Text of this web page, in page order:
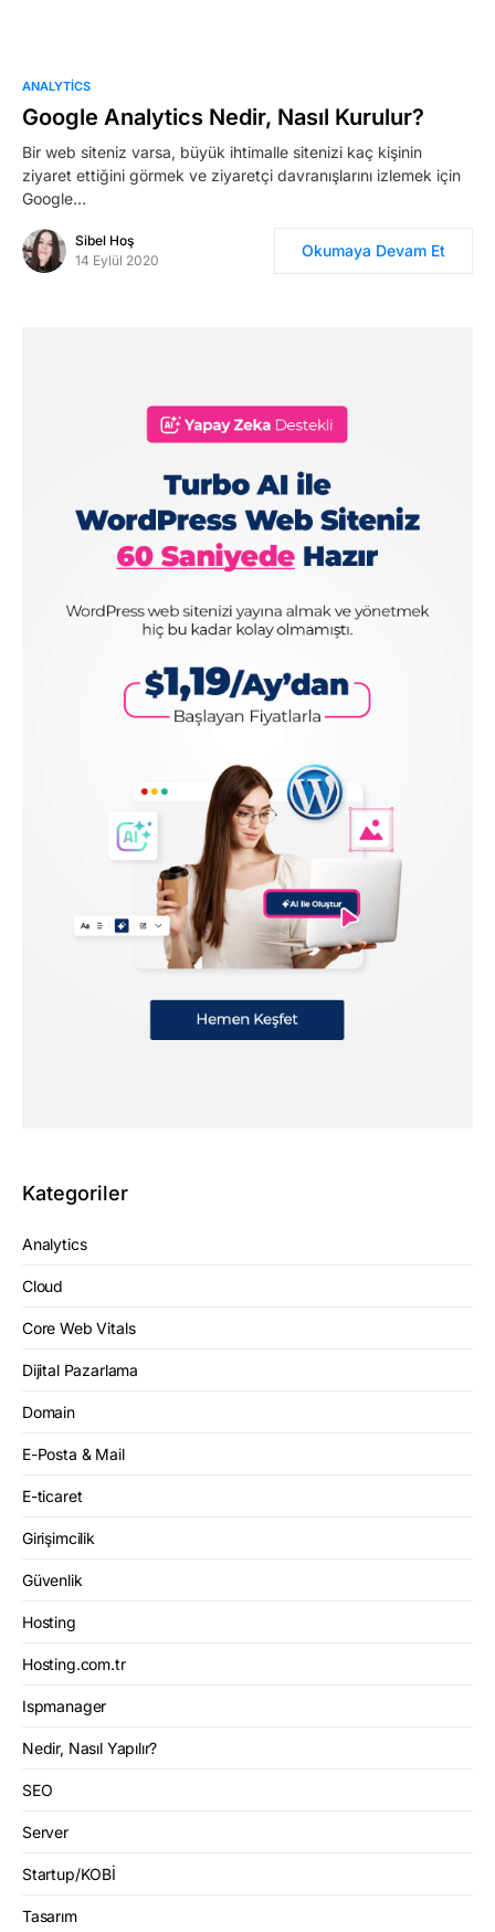
ANALYTICS
Google Analytics Nedir, Nasıl Kurulur?
Bir web siteniz varsa, büyük ihtimalle sitenizi kaç kişinin
ziyaret ettiğini görmek ve ziyaretçi davranışlarını izlemek için
Google…
Sibel Hoş
14 Eylül 2020
Okumaya Devam Et
Kategoriler
Analytics
Cloud
Core Web Vitals
Dijital Pazarlama
Domain
E-Posta & Mail
E-ticaret
Girişimcilik
Güvenlik
Hosting
Hosting.com.tr
Ispmanager
Nedir, Nasıl Yapılır?
SEO
Server
Startup/KOBİ
Tasarım